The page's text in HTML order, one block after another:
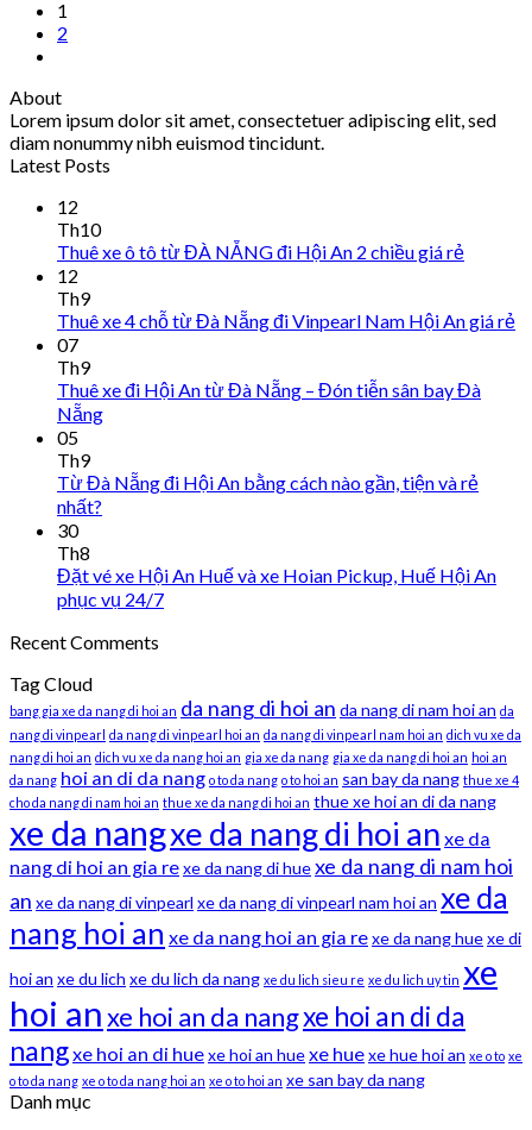
1
2
About
Lorem ipsum dolor sit amet, consectetuer adipiscing elit, sed
diam nonummy nibh euismod tincidunt.
Latest Posts
12
Th10
Thuê xe ô tô từ ĐÀ NẴNG đi Hội An 2 chiều giá rẻ
12
Th9
Thuê xe 4 chỗ từ Đà Nẵng đi Vinpearl Nam Hội An giá rẻ
07
Th9
Thuê xe đi Hội An từ Đà Nẵng – Đón tiễn sân bay Đà
Nẵng
05
Th9
Từ Đà Nẵng đi Hội An bằng cách nào gần, tiện và rẻ
nhất?
30
Th8
Đặt vé xe Hội An Huế và xe Hoian Pickup, Huế Hội An
phục vụ 24/7
Recent Comments
Tag Cloud
bang gia xe da nang di hoi an da nang di hoi an da nang di nam hoi an da
nang di vinpearl da nang di vinpearl hoi an da nang di vinpearl nam hoi an dich vu xe da
nang di hoi an dich vu xe da nang hoi an gia xe da nang gia xe da nang di hoi an hoi an
da nang hoi an di da nang o to da nang o to hoi an san bay da nang thue xe 4
cho da nang di nam hoi an thue xe da nang di hoi an thue xe hoi an di da nang
xe da nangxe da nang di hoi an xe da
nang di hoi an gia rexe da nang di huexe da nang di nam hoi
an xe da nang di vinpearl xe da nang di vinpearl nam hoi an xe da
nang hoi an xe da nang hoi an gia rexe da nang huexe di
hoi an xe du lich xe du lich da nang xe du lich sieu re xe du lich uy tin xe
hoi anxe hoi an da nangxe hoi an di da
nangxe hoi an di huexe hoi an huexe huexe hue hoi an xe o to xe
o to da nang xe o to da nang hoi an xe o to hoi an xe san bay da nang
Danh mục